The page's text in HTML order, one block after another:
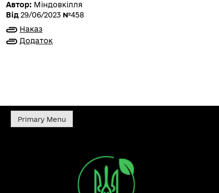
Автор: Міндовкілля
Від 29/06/2023 №458
Наказ
Додаток
Primary Menu